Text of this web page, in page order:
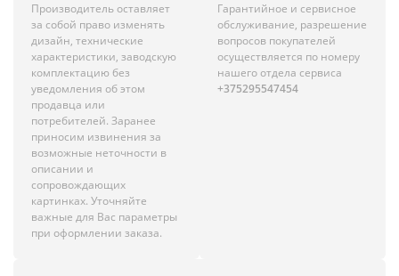
Производитель оставляет
за собой право изменять
дизайн, технические
характеристики, заводскую
комплектацию без
уведомления об этом
продавца или
потребителей. Заранее
приносим извинения за
возможные неточности в
описании и
сопровождающих
картинках. Уточняйте
важные для Вас параметры
при оформлении заказа.
Гарантийное и сервисное
обслуживание, разрешение
вопросов покупателей
осуществляется по номеру
нашего отдела сервиса
+375295547454